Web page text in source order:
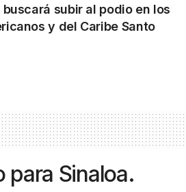
subir al podio en los
y del Caribe Santo
para Sinaloa.